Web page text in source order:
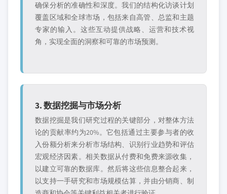
确保分析的准确性和深度。我们的结构化访谈计划
覆盖区域和全球市场，包括来自高管、总监和主题
专家的输入。这些互动提供战略、运营和技术视
角，实现全面的洞察和可靠的市场预测。
3. 数据挖掘与市场分析
数据挖掘是我们研究过程的关键部分，对整体方法
论的贡献率约为20%。它包括通过主要参与者的收
入份额分析来分析市场结构、识别行业趋势和评估
宏观经济因素。相关数据从付费和免费来源收集，
以建立可靠的数据库。然后将这些信息整合起来，
以支持一手研究和市场规模估算，并由分销商、制